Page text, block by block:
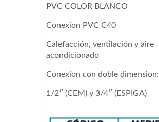
PVC COLOR BLANCO
Conexion PVC C40
Calefacción, ventilación y aire
acondicionado
Conexion con doble dimension:
1/2″ (CEM) y 3/4″ (ESPIGA)